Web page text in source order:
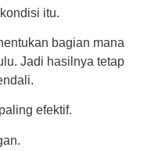
itu.
bagian mana
Jadi hasilnya tetap
efektif.